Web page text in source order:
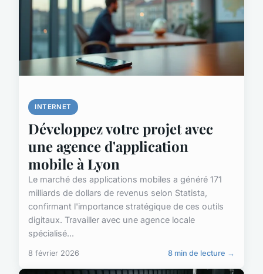
INTERNET
Développez votre projet avec
une agence d'application
mobile à Lyon
Le marché des applications mobiles a généré 171
milliards de dollars de revenus selon Statista,
confirmant l'importance stratégique de ces outils
digitaux. Travailler avec une agence locale
spécialisé...
8 février 2026 8 min de lecture →